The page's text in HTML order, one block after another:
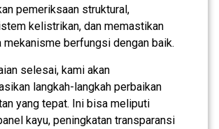
pemeriksaan struktural,
kelistrikan, dan memastikan
mekanisme berfungsi dengan baik.
selesai, kami akan
langkah-langkah perbaikan
yang tepat. Ini bisa meliputi
kayu, peningkatan transparansi